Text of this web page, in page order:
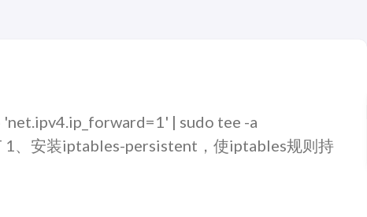
| sudo tee -a
、安装iptables-persistent，使iptables规则持